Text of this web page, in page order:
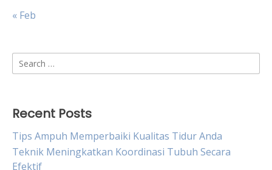
« Feb
Search
for:
Recent Posts
Tips Ampuh Memperbaiki Kualitas Tidur Anda
Teknik Meningkatkan Koordinasi Tubuh Secara
Efektif